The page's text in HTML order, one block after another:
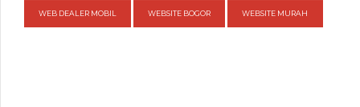
WEB DEALER MOBIL WEBSITE BOGOR WEBSITE MURAH